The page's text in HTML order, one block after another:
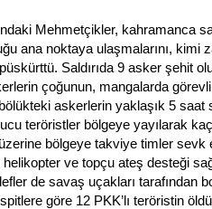
Mehmetçikler, kahramanca
ana noktaya ulaşmalarını, kimi
Saldırıda 9 asker şehit
çoğunun, mangalarda
askerlerin yaklaşık 5 saat
teröristler bölgeye yayılarak
bölgeye takviye timler sevk
helikopter ve topçu ateş desteği
de savaş uçakları tarafından
göre 12 PKK’lı teröristin